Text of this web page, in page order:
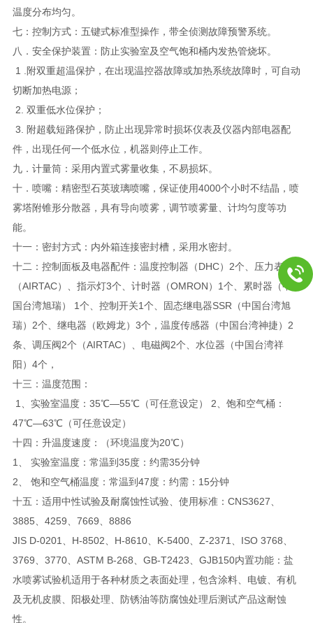
温度分布均匀。
七：控制方式：五键式标准型操作，带全侦测故障预警系统。
八．安全保护装置：防止实验室及空气饱和桶内发热管烧坏。
1 .附双重超温保护，在出现温控器故障或加热系统故障时，可自动
切断加热电源；
2. 双重低水位保护；
3. 附超载短路保护，防止出现异常时损坏仪表及仪器内部电器配
件，出现任何一个低水位，机器则停止工作。
九．计量筒：采用内置式雾量收集，不易损坏。
十．喷嘴：精密型石英玻璃喷嘴，保证使用4000个小时不结晶，喷
雾塔附锥形分散器，具有导向喷雾，调节喷雾量、计均匀度等功
能。
十一：密封方式：内外箱连接密封槽，采用水密封。
十二：控制面板及电器配件：温度控制器（DHC）2个、压力表2个
（AIRTAC）、指示灯3个、计时器（OMRON）1个、累时器（中
国台湾旭瑞） 1个、控制开关1个、固态继电器SSR（中国台湾旭
瑞）2个、继电器（欧姆龙）3个，温度传感器（中国台湾神捷）2
条、调压阀2个（AIRTAC）、电磁阀2个、水位器（中国台湾祥
阳）4个，
十三：温度范围：
1、实验室温度：35℃—55℃（可任意设定） 2、饱和空气桶：
47℃—63℃（可任意设定）
十四：升温度速度：（环境温度为20℃）
1、 实验室温度：常温到35度：约需35分钟
2、 饱和空气桶温度：常温到47度：约需：15分钟
十五：适用中性试验及耐腐蚀性试验、使用标准：CNS3627、
3885、4259、7669、8886
JIS D-0201、H-8502、H-8610、K-5400、Z-2371、ISO 3768、
3769、3770、ASTM B-268、GB-T2423、GJB150内置功能：盐
水喷雾试验机适用于各种材质之表面处理，包含涂料、电镀、有机
及无机皮膜、阳极处理、防锈油等防腐蚀处理后测试产品这耐蚀
性。